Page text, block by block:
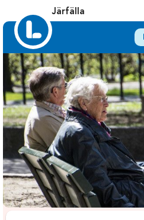
Järfälla